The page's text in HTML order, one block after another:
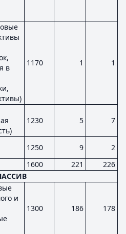
в
1170 1 1
1230 5 7
1250 9
2
1600 221
226
и
1300 186 178